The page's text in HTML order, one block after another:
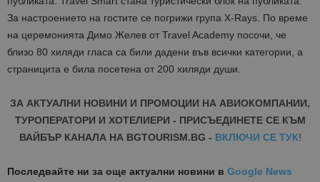
За настроението на гостите се погрижи група X-Rays. По време
на церемонията Димо Желев от Travel Academy посочи, че
близо 80 хиляди гласа са били дадени във всички категории, а
страницита е била посетена от 200 хиляди души.
ЗА АКТУАЛНИ НОВИНИ И ПРОМОЦИИ НА АВИОКОМПАНИИ,
ТУРОПЕРАТОРИ И ХОТЕЛИЕРИ - ПРИСЪЕДИНЕТЕ СЕ КЪМ
ВАЙБЪР КАНАЛА НА BGTOURISM.BG - ВКЛЮЧИ СЕ ТУК!
Последвайте ни за още актуални новини в Google News